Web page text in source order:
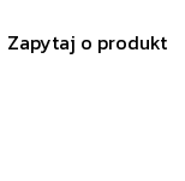
Zapytaj o produkt